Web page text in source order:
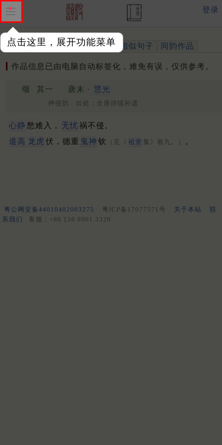
点击这里，展开功能菜单
登录
作品 标注四声 出处、引用 相似句子 同韵作品
作品信息已由电脑自动标签化，难免有误，仅供参考。
颂 其一 唐末 · 慧光
押侵韵 出处：全唐诗续补遗
心静 愁难入， 无忧祸不侵。
道高 龙虎 伏，德重 鬼神 钦 （见《 祖堂 集》卷九。） 。
粤公网安备44010402003275 粤ICP备17077571号 关于本站
联
系我们
客服：+86 136 0901 3320